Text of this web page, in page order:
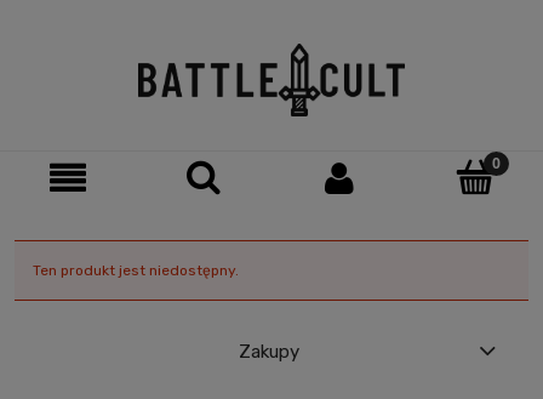
Ten produkt jest niedostępny.
Zakupy